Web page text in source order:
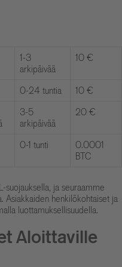
1-3
arkipäivää
10 €
0-24 tuntia
10 €
3-5
arkipäivää
20 €
0-1 tunti
0.0001
BTC
suojauksella, ja seuraamme
Asiakkaiden henkilökohtaiset ja
luottamuksellisuudella.
Aloittaville